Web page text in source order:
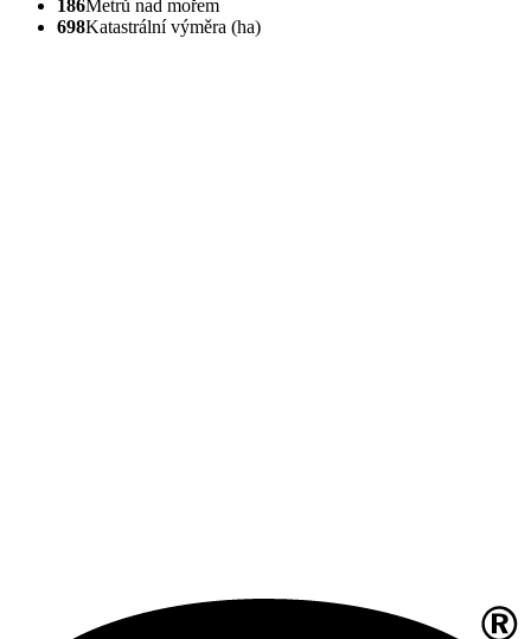
186Metrů nad mořem
698Katastrální výměra (ha)